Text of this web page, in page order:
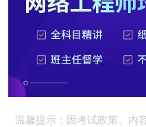
温馨提示：因考试政策、内